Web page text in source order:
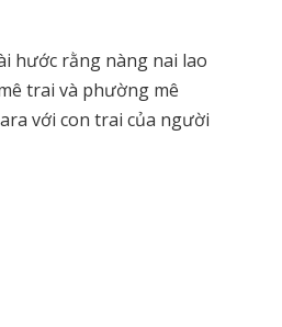
hước rằng nàng nai lao
trai và phường mê
với con trai của người